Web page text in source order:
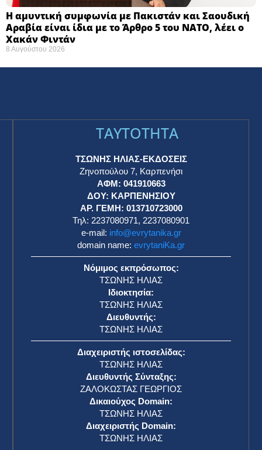
Η αμυντική συμφωνία με Πακιστάν και Σαουδική
Αραβία είναι ίδια με το Άρθρο 5 του ΝΑΤΟ, λέει ο
Χακάν Φιντάν
8 Αυγούστου 2026
TAYTOTHTA
ΤΣΩΝΗΣ ΗΛΙΑΣ-ΕΚΔΟΣΕΙΣ
Ζηνοπούλου 7, Καρπενήσι
ΑΦΜ: 041910663
ΔΟΥ: ΚΑΡΠΕΝΗΣΙΟΥ
ΑΡ. ΓΕΜΗ: 013710723000
Τηλ: 2237080971, 2237080901
e-mail: info@evrytanika.gr
domain name: evrytaniKa.gr
Νόμιμος εκπρόσωπος:
ΤΣΩΝΗΣ ΗΛΙΑΣ
Ιδιοκτησία:
ΤΣΩΝΗΣ ΗΛΙΑΣ
Διευθυντής:
ΤΣΩΝΗΣ ΗΛΙΑΣ
Διαχειριστής ιστοσελίδας:
ΤΣΩΝΗΣ ΗΛΙΑΣ
Διευθυντής Σύνταξης:
ΖΑΛΟΚΩΣΤΑΣ ΓΕΩΡΓΙΟΣ
Δικαιούχος Domain:
ΤΣΩΝΗΣ ΗΛΙΑΣ
Διαχειριστής Domain:
ΤΣΩΝΗΣ ΗΛΙΑΣ